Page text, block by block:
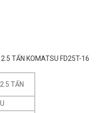
TẤN KOMATSU FD25T-16
TẤN